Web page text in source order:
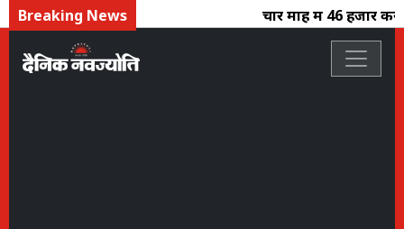
Breaking News चार माह में 46 हजार